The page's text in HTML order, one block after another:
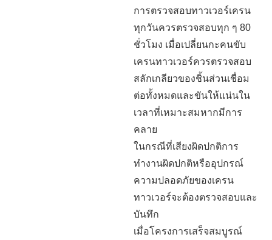
การตรวจสอบทาวเวอร์เครน
ทุกวันควรตรวจสอบทุก ๆ 80
ชั่วโมง เมื่อเปลี่ยนกะคนขับ
เครนทาวเวอร์ควรตรวจสอบ
สลักเกลียวของชิ้นส่วนเชื่อม
ต่อทั้งหมดและขันให้แน่นใน
เวลาที่เหมาะสมหากมีการ
คลาย
ในกรณีที่เสียงผิดปกติการ
ทำงานผิดปกติหรืออุปกรณ์
ความปลอดภัยของเครน
ทาวเวอร์จะต้องตรวจสอบและ
บันทึก
เมื่อโครงการเสร็จสมบูรณ์